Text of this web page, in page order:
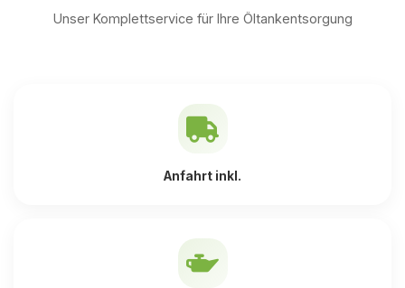
Unser Komplettservice für Ihre Öltankentsorgung
Anfahrt inkl.